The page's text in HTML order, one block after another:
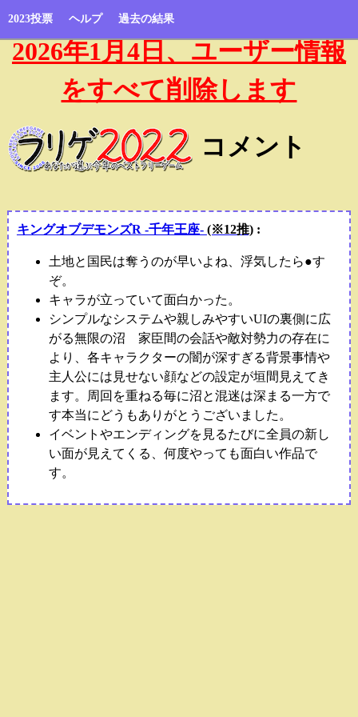
2023投票 ヘルプ 過去の結果
2026年1月4日、ユーザー情報
をすべて削除します
コメント
キングオブデモンズR -千年王座- (※12推):
土地と国民は奪うのが早いよね、浮気したら●す
ぞ。
キャラが立っていて面白かった。
シンプルなシステムや親しみやすいUIの裏側に広
がる無限の沼 家臣間の会話や敵対勢力の存在に
より、各キャラクターの闇が深すぎる背景事情や
主人公には見せない顔などの設定が垣間見えてき
ます。周回を重ねる毎に沼と混迷は深まる一方で
す本当にどうもありがとうございました。
イベントやエンディングを見るたびに全員の新し
い面が見えてくる、何度やっても面白い作品で
す。